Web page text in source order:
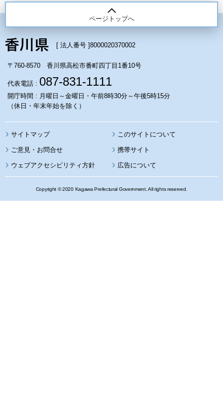
ページトップへ
[ 法人番号 ]8000020370002
〒760-8570 香川県高松市番町四丁目1番10号
代表電話 : 087-831-1111
開庁時間 : 月曜日～金曜日・午前8時30分～午後5時15分
（休日・年末年始を除く）
サイトマップ このサイトについて
携帯サイト
ウェブアクセシビリティ方針 広告について
Copyright © 2020 Kagawa Prefectural Government. All rights reserved.